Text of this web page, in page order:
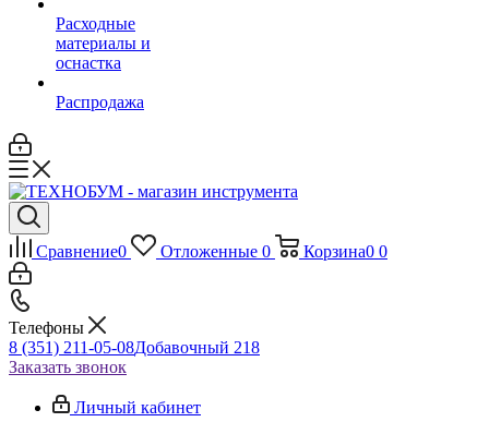
Расходные
материалы и
оснастка
Распродажа
Сравнение0 Отложенные 0 Корзина0 0
Телефоны
8 (351) 211-05-08Добавочный 218
Заказать звонок
Личный кабинет